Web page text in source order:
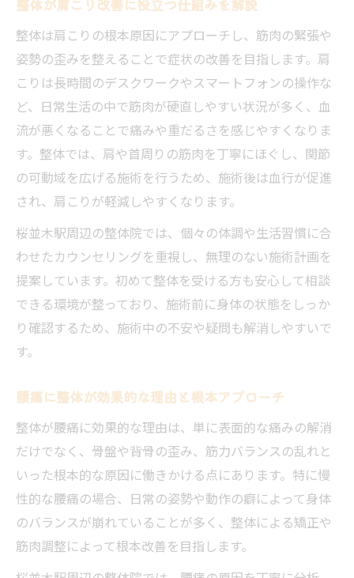
整体が肩こり改善に役立つ仕組みを解説
整体は肩こりの根本原因にアプローチし、筋肉の緊張や
姿勢の歪みを整えることで症状の改善を目指します。肩
こりは長時間のデスクワークやスマートフォンの操作な
ど、日常生活の中で筋肉が硬直しやすい状況が多く、血
流が悪くなることで痛みや重だるさを感じやすくなりま
す。整体では、肩や首周りの筋肉を丁寧にほぐし、関節
の可動域を広げる施術を行うため、施術後は血行が促進
され、肩こりが軽減しやすくなります。
桜並木駅周辺の整体院では、個々の体調や生活習慣に合
わせたカウンセリングを重視し、無理のない施術計画を
提案しています。初めて整体を受ける方も安心して相談
できる環境が整っており、施術前に身体の状態をしっか
り確認するため、施術中の不安や疑問も解消しやすいで
す。
腰痛に整体が効果的な理由と根本アプローチ
整体が腰痛に効果的な理由は、単に表面的な痛みの解消
だけでなく、骨盤や背骨の歪み、筋力バランスの乱れと
いった根本的な原因に働きかける点にあります。特に慢
性的な腰痛の場合、日常の姿勢や動作の癖によって身体
のバランスが崩れていることが多く、整体による矯正や
筋肉調整によって根本改善を目指します。